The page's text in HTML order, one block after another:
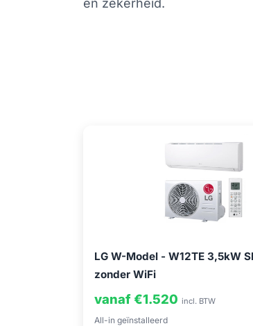
LG W-Model - W12TE 3,5kW
zonder WiFi
vanaf €1.520 incl. BTW
All-in geïnstalleerd